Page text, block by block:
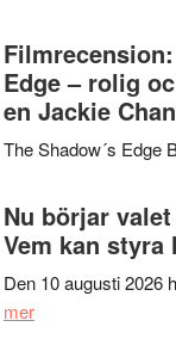
Edge – rolig
en Jackie
The Shadow´s Edge
Nu börjar
Vem kan styra
Den 10 augusti
merom